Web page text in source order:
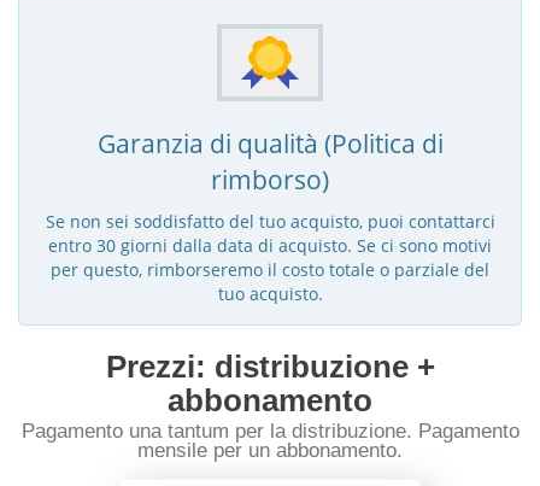
Garanzia di qualità (Politica di
rimborso)
Se non sei soddisfatto del tuo acquisto, puoi contattarci
entro 30 giorni dalla data di acquisto. Se ci sono motivi
per questo, rimborseremo il costo totale o parziale del
tuo acquisto.
Prezzi: distribuzione +
abbonamento
Pagamento una tantum per la distribuzione. Pagamento
mensile per un abbonamento.